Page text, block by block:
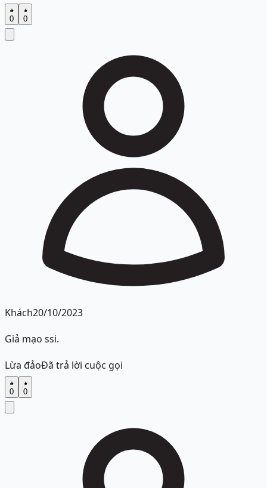
0 0
Khách20/10/2023
Giả mạo ssi.
Lừa đảoĐã trả lời cuộc gọi
0 0